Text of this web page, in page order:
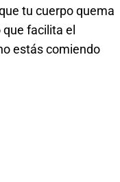
tu cuerpo quema
facilita el
estás comiendo